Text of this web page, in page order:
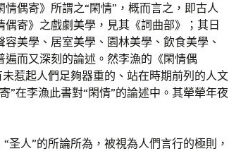
偶寄》所謂之“閑情”，概而言之，即古人
寄》之戲劇美學，見其《詞曲部》；其日
美學、居室美學、園林美學、飲食美學、
而又深刻的論述。然李漁的《閑情偶
惹起人們足夠器重的、站在時期前列的人文
”在李漁此書對“閑情”的論述中。其犖犖年夜
圣人”的所論所為，被視為人們言行的極則，